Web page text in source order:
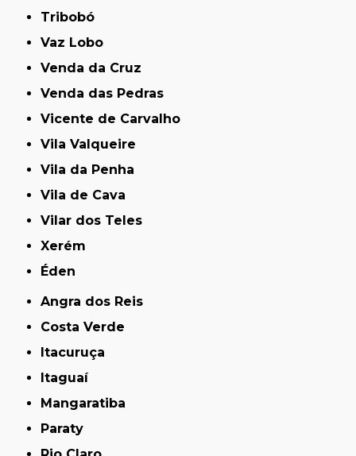
Tribobó
Vaz Lobo
Venda da Cruz
Venda das Pedras
Vicente de Carvalho
Vila Valqueire
Vila da Penha
Vila de Cava
Vilar dos Teles
Xerém
Éden
Angra dos Reis
Costa Verde
Itacuruça
Itaguaí
Mangaratiba
Paraty